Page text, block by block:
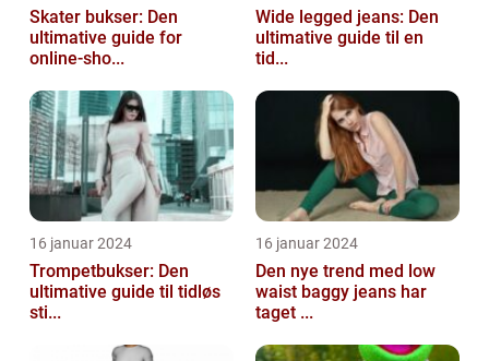
Skater bukser: Den
ultimative guide for
online-sho...
Wide legged jeans: Den
ultimative guide til en
tid...
16 januar 2024
Trompetbukser: Den
ultimative guide til tidløs
sti...
16 januar 2024
Den nye trend med low
waist baggy jeans har
taget ...